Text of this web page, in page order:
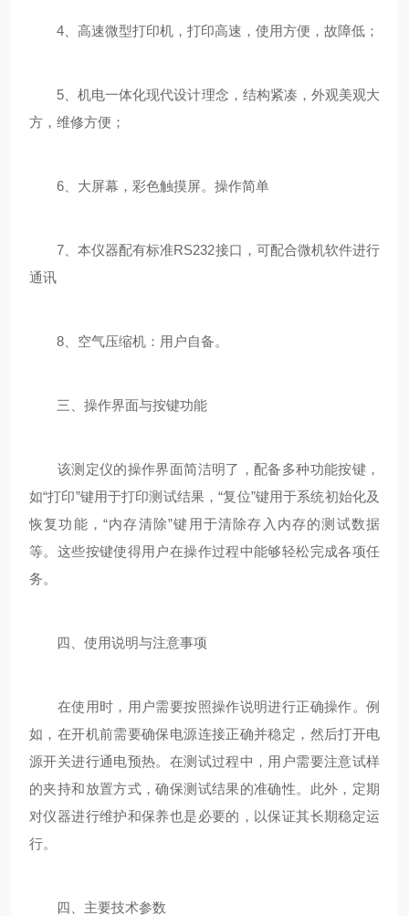
4、高速微型打印机，打印高速，使用方便，故障低；
5、机电一体化现代设计理念，结构紧凑，外观美观大
方，维修方便；
6、大屏幕，彩色触摸屏。操作简单
7、本仪器配有标准RS232接口，可配合微机软件进行
通讯
8、空气压缩机：用户自备。
三、操作界面与按键功能
该测定仪的操作界面简洁明了，配备多种功能按键，
如“打印”键用于打印测试结果，“复位”键用于系统初始化及
恢复功能，“内存清除”键用于清除存入内存的测试数据
等。这些按键使得用户在操作过程中能够轻松完成各项任
务。
四、使用说明与注意事项
在使用时，用户需要按照操作说明进行正确操作。例
如，在开机前需要确保电源连接正确并稳定，然后打开电
源开关进行通电预热。在测试过程中，用户需要注意试样
的夹持和放置方式，确保测试结果的准确性。此外，定期
对仪器进行维护和保养也是必要的，以保证其长期稳定运
行。
四、主要技术参数